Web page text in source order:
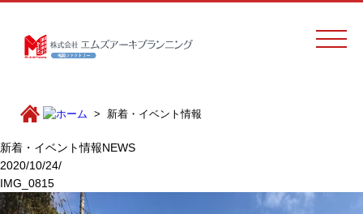
新着・イベント情報
新着・イベント情報NEWS
2020/10/24/
IMG_0815